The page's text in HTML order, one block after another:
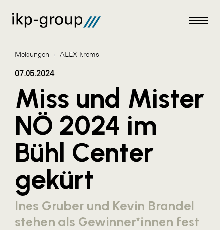
Meldungen
AKTUELLES
ACO
ALEX Krems
Amazon Web Services
Artweger
Meldungen / ALEX Krems
07.05.2024
Miss und Mister
NÖ 2024 im
Bühl Center
gekürt
Ines Gruber und Kevin Brandel
stehen als Gewinner*innen fest